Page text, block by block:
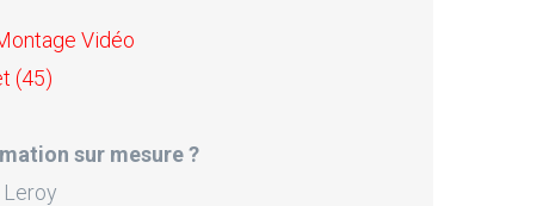
Vidéo
(45)
sur mesure ?
Leroy